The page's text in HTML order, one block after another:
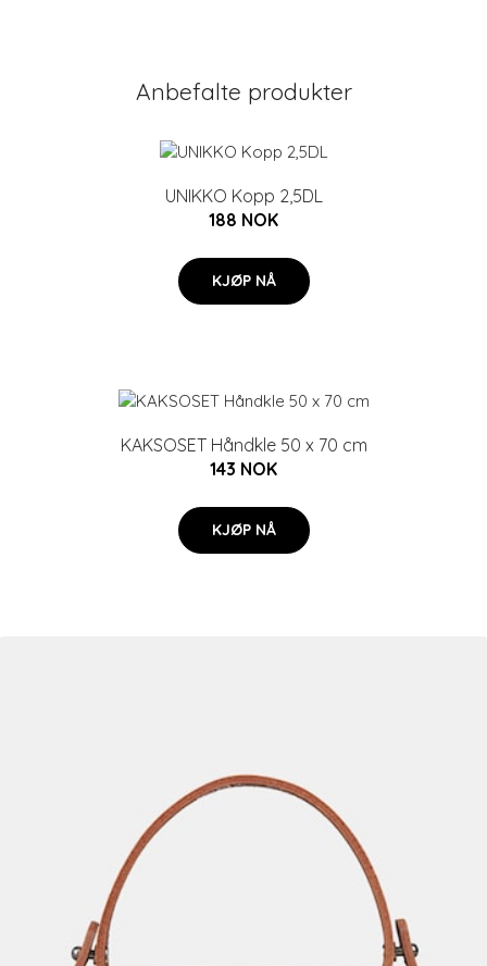
Anbefalte produkter
UNIKKO Kopp 2,5DL
188 NOK
KJØP NÅ
KAKSOSET Håndkle 50 x 70 cm
143 NOK
KJØP NÅ